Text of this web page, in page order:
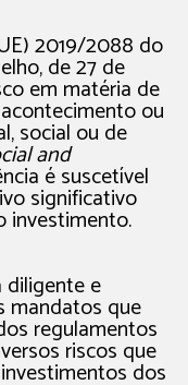
2019/2088 do
de 27 de
em matéria de
ou
social ou de
and
é suscetível
significativo
investimento.
diligente e
mandatos que
regulamentos
riscos que
dos